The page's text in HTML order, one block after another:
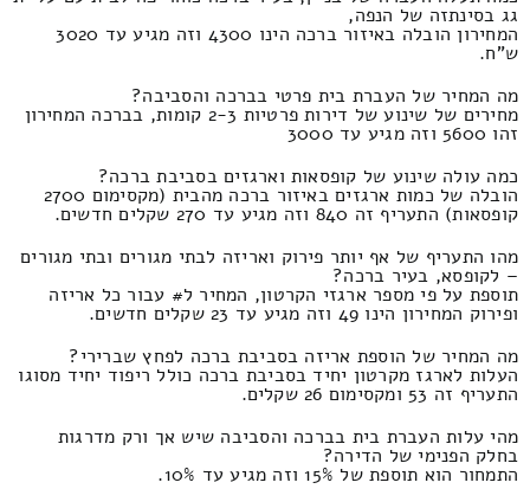
גג בסינתזה של הנפה,
המחירון הובלה באיזור ברכה הינו 4300 וזה מגיע עד 3020
ש"ח.
מה המחיר של העברת בית פרטי בברכה והסביבה?
מחירים של שינוע של דירות פרטיות 2-3 קומות, בברכה המחירון
זהו 5600 וזה מגיע עד 3000
כמה עולה שינוע של קופסאות וארגזים בסביבת ברכה?
הובלה של כמות ארגזים באיזור ברכה מהבית (מקסימום 2700
קופסאות) התעריף זה 840 וזה מגיע עד 270 שקלים חדשים.
מהו התעריף של אף יותר פירוק ואריזה לבתי מגורים ובתי מגורים
– לקופסא, בעיר ברכה?
תוספת על פי מספר ארגזי הקרטון, המחיר ל# עבור כל אריזה
ופירוק המחירון הינו 49 וזה מגיע עד 23 שקלים חדשים.
מה המחיר של הוספת אריזה בסביבת ברכה לפחץ שברירי?
העלות לארגז מקרטון יחיד בסביבת ברכה כולל ריפוד יחיד מסוגו
התעריף זה 53 ומקסימום 26 שקלים.
מהי עלות העברת בית בברכה והסביבה שיש אך ורק מדרגות
בחלק הפנימי של הדירה?
התמחור הוא תוספת של 15% וזה מגיע עד 10%.